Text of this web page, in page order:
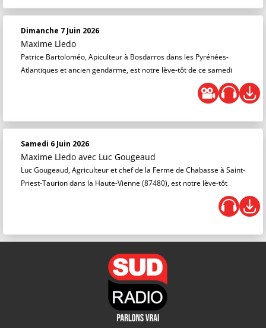
Dimanche 7 Juin 2026
Maxime Lledo
Patrice Bartoloméo, Apiculteur à Bosdarros dans les Pyrénées-
Atlantiques et ancien gendarme, est notre lève-tôt de ce samedi
Samedi 6 Juin 2026
Maxime Lledo avec Luc Gougeaud
Luc Gougeaud, Agriculteur et chef de la Ferme de Chabasse à Saint-
Priest-Taurion dans la Haute-Vienne (87480), est notre lève-tôt